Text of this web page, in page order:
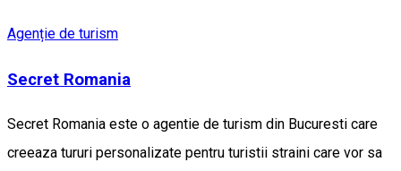
Agenție de turism
Secret Romania
Secret Romania este o agentie de turism din Bucuresti care
creeaza tururi personalizate pentru turistii straini care vor sa